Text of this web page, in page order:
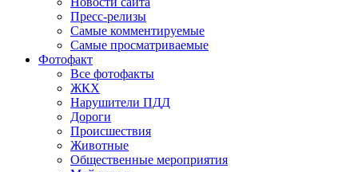
Пресс-релизы
Самые комментируемые
Самые просматриваемые
Фотофакт
Все фотофакты
ЖКХ
Нарушители ПДД
Дороги
Происшествия
Животные
Общественные мероприятия